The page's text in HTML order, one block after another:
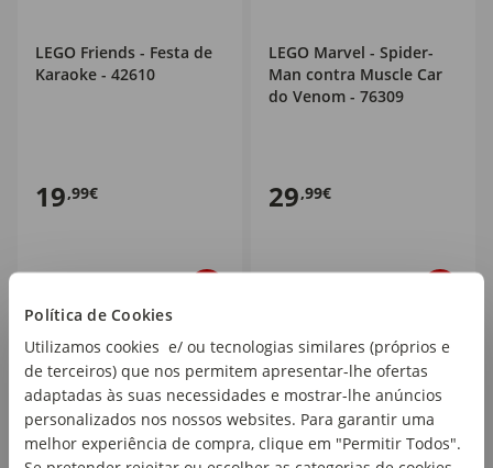
Política de Cookies
Utilizamos cookies e/ ou tecnologias similares (próprios e
de terceiros) que nos permitem apresentar-lhe ofertas
adaptadas às suas necessidades e mostrar-lhe anúncios
personalizados nos nossos websites. Para garantir uma
melhor experiência de compra, clique em "Permitir Todos".
LEGO Friends - Festa de
Karaoke - 42610
19,99€
LEGO Marvel - Spider-
Man contra Muscle Car
do Venom - 76309
29,99€